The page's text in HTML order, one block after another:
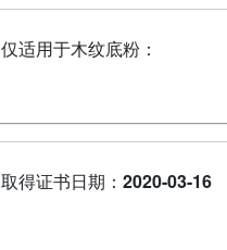
仅适用于木纹底粉：
取得证书日期：2020-03-16